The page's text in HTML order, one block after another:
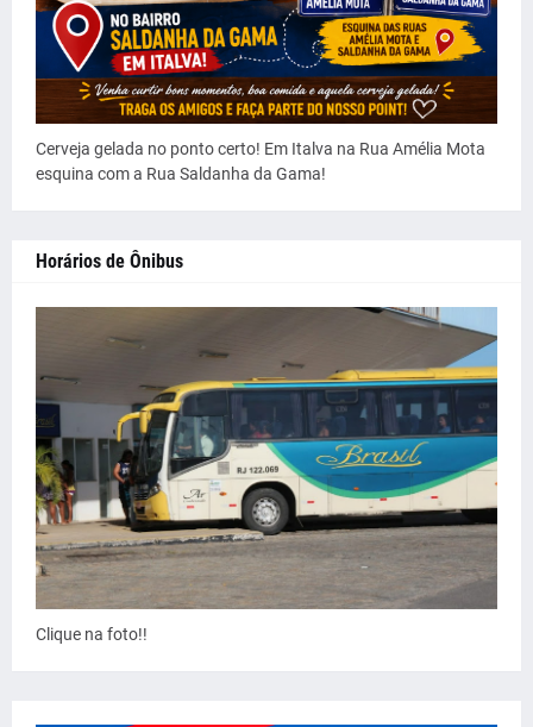
Cerveja gelada no ponto certo! Em Italva na Rua Amélia Mota
esquina com a Rua Saldanha da Gama!
Horários de Ônibus
Clique na foto!!